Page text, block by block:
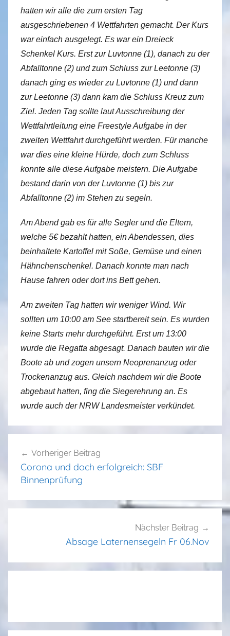
hatten wir alle die zum ersten Tag
ausgeschriebenen 4 Wettfahrten gemacht. Der Kurs
war einfach ausgelegt. Es war ein Dreieck
Schenkel Kurs. Erst zur Luvtonne (1), danach zu der
Abfalltonne (2) und zum Schluss zur Leetonne (3)
danach ging es wieder zu Luvtonne (1) und dann
zur Leetonne (3) dann kam die Schluss Kreuz zum
Ziel. Jeden Tag sollte laut Ausschreibung der
Wettfahrtleitung eine Freestyle Aufgabe in der
zweiten Wettfahrt durchgeführt werden. Für manche
war dies eine kleine Hürde, doch zum Schluss
konnte alle diese Aufgabe meistern. Die Aufgabe
bestand darin von der Luvtonne (1) bis zur
Abfalltonne (2) im Stehen zu segeln.
Am Abend gab es für alle Segler und die Eltern,
welche 5€ bezahlt hatten, ein Abendessen, dies
beinhaltete Kartoffel mit Soße, Gemüse und einen
Hähnchenschenkel. Danach konnte man nach
Hause fahren oder dort ins Bett gehen.
Am zweiten Tag hatten wir weniger Wind. Wir
sollten um 10:00 am See startbereit sein. Es wurden
keine Starts mehr durchgeführt. Erst um 13:00
wurde die Regatta abgesagt. Danach bauten wir die
Boote ab und zogen unsern Neoprenanzug oder
Trockenanzug aus. Gleich nachdem wir die Boote
abgebaut hatten, fing die Siegerehrung an. Es
wurde auch der NRW Landesmeister verkündet.
Vorheriger Beitrag
Corona und doch erfolgreich: SBF
Binnenprüfung
Nächster Beitrag
Absage Laternensegeln Fr 06.Nov